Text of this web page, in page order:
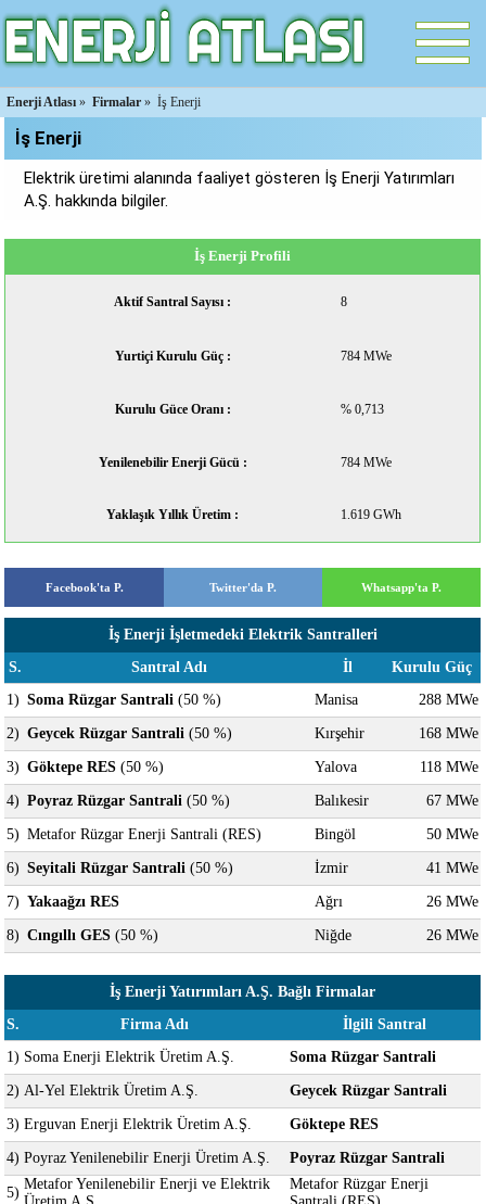
Enerji Atlası » Firmalar » İş Enerji
İş Enerji
Elektrik üretimi alanında faaliyet gösteren İş Enerji Yatırımları
A.Ş. hakkında bilgiler.
İş Enerji Profili
Aktif Santral Sayısı : 8
Yurtiçi Kurulu Güç : 784 MWe
Kurulu Güce Oranı : % 0,713
Yenilenebilir Enerji Gücü : 784 MWe
Yaklaşık Yıllık Üretim : 1.619 GWh
Facebook'ta P. Twitter'da P. Whatsapp'ta P.
İş Enerji İşletmedeki Elektrik Santralleri
S.
Santral Adı İl
Kurulu Güç
1) Soma Rüzgar Santrali (50 %) Manisa 288 MWe
2) Geycek Rüzgar Santrali (50 %) Kırşehir 168 MWe
3) Göktepe RES (50 %) Yalova 118 MWe
4) Poyraz Rüzgar Santrali (50 %) Balıkesir 67 MWe
5) Metafor Rüzgar Enerji Santrali (RES) Bingöl 50 MWe
6) Seyitali Rüzgar Santrali (50 %) İzmir 41 MWe
7) Yakaağzı RES Ağrı 26 MWe
8) Cıngıllı GES (50 %) Niğde 26 MWe
İş Enerji Yatırımları A.Ş. Bağlı Firmalar
S.
Firma Adı
İlgili Santral
1) Soma Enerji Elektrik Üretim A.Ş. Soma Rüzgar Santrali
2) Al-Yel Elektrik Üretim A.Ş. Geycek Rüzgar Santrali
3) Erguvan Enerji Elektrik Üretim A.Ş. Göktepe RES
4) Poyraz Yenilenebilir Enerji Üretim A.Ş. Poyraz Rüzgar Santrali
5)
Metafor Yenilenebilir Enerji ve Elektrik
Metafor Rüzgar Enerji